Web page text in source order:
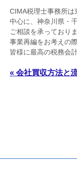
CIMA税理士事務所
中心に、神奈川県・
ご相談を承っておりま
事業再編をお考えの
皆様に最高の税務会
« 会社買収方法と